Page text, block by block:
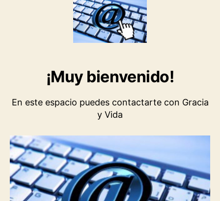
¡Muy bienvenido!
En este espacio puedes contactarte con Gracia
y Vida